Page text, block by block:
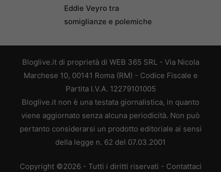
Eddie Veyro tra
somiglianze e polemiche
Bloglive.it di proprietà di WEB 365 SRL - Via Nicola
Marchese 10, 00141 Roma (RM) - Codice Fiscale e
Partita I.V.A. 12279101005
Bloglive.it non è una testata giornalistica, in quanto
viene aggiornato senza alcuna periodicità. Non può
pertanto considerarsi un prodotto editoriale ai sensi
della legge n. 62 del 07.03.2001
Copyright ©2026 - Tutti i diritti riservati - Contattaci